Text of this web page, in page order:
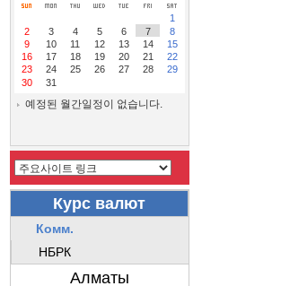
1
2
3 4 5 6 7
8
9
10 11 12 13 14
15
16
17 18 19 20 21
22
23
24 25 26 27 28
29
30
31
예정된 월간일정이 없습니다.